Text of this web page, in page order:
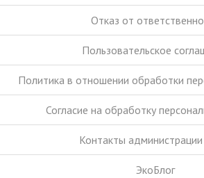
Отказ от
Пользовательское
Политика в отношении обработки
Согласие на обработку
Контакты администрации
ЭкоБлог